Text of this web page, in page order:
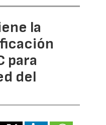
la
para
del